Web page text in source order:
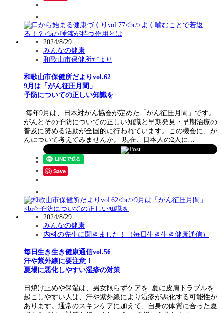
2024/8/29
みんなの健康
和歌山市保健所だより
和歌山市保健所だよりvol.62
9月は「がん征圧月間」
予防についての正しい知識を
毎年9月は、日本対がん協会が定めた「がん征圧月間」です。
がんとその予防についての正しい知識と早期発見・早期治療の
普及に努める活動が全国的に行われています。この機会に、が
んについて考えてみませんか。 現在、日本人の2人に…
Post
Save
2024/8/29
みんなの健康
内科の先生に聞きました！（毎日生き生き健康通信）
毎日生き生き健康通信vol.56
汗や紫外線に要注意！
夏場に悪化しやすい湿疹の対策
日焼け止めや保湿は、男女限らずケアを 夏に皮膚トラブルを
起こしやすい人は、汗や紫外線により湿疹が悪化する可能性が
あります。通常のスキンケアに加えて、自身の体質に合った夏